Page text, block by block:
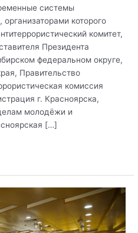
системы
организаторами которого
комитет,
Президента
федеральном округе,
Правительство
комиссия
г. Красноярска,
молодёжи и
[…]